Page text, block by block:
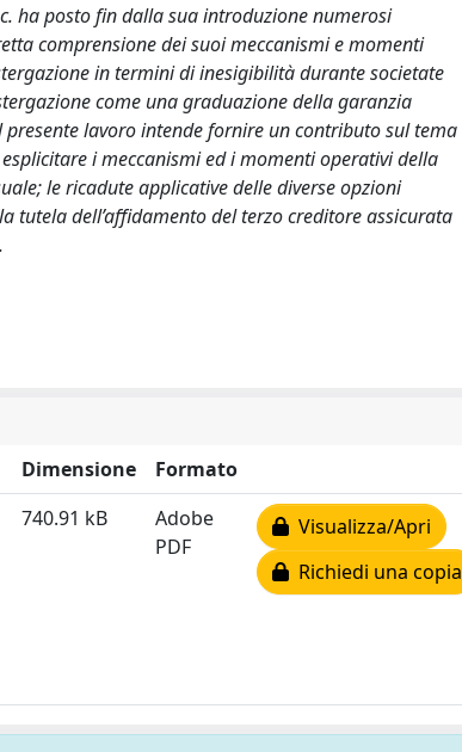
ha posto fin dalla sua introduzione numerosi
comprensione dei suoi meccanismi e momenti
in termini di inesigibilità durante societate
come una graduazione della garanzia
lavoro intende fornire un contributo sul tema
i meccanismi ed i momenti operativi della
le ricadute applicative delle diverse opzioni
tutela dell’affidamento del terzo creditore assicurata
Dimensione
Formato
740.91 kB
Adobe
PDF
Visualizza/Apri
Richiedi una copia